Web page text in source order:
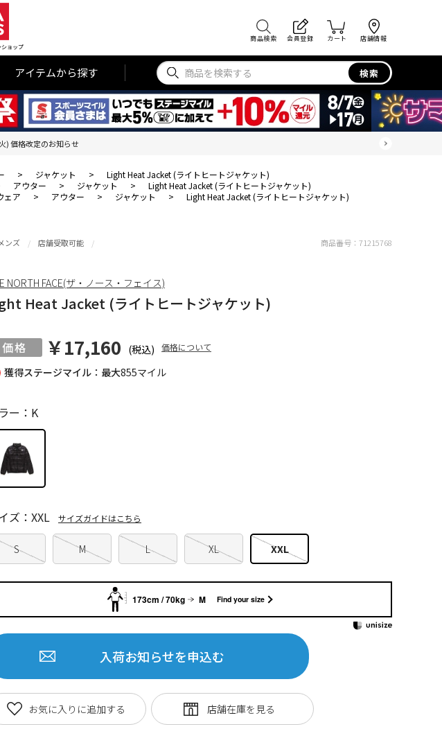
ショップ
商品検索 会員登録 カート 店舗情報
アイテムから探す 検索
) 価格改定のお知らせ
> ジャケット >
Light Heat Jacket (ライトヒートジャケット)
アウター > ジャケット >
Light Heat Jacket (ライトヒートジャケット)
ェア > アウター > ジャケット > Light Heat Jacket (ライトヒートジャケット)
獲得ステージマイル：最大855マイル
ンズ 店舗受取可能
Heat Jacket (ライトヒートジャケット)
￥17,160 (税込) 価格について
ー：K
S M L XL XXL
ズ：XXL サイズガイドはこちら
入荷お知らせを申込む
お気に入りに追加する
商品番号： 71215768
NORTH FACE(ザ・ノース・フェイス)
173cm / 70kg M Find your size